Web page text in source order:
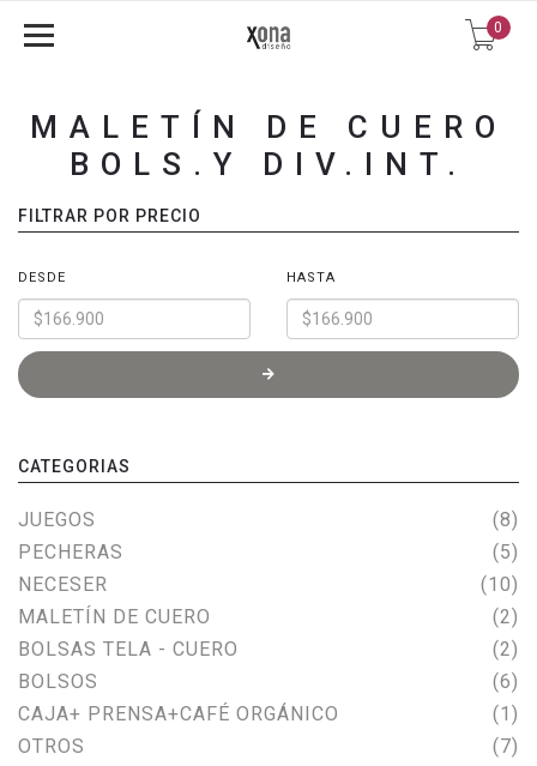
0
MALETÍN DE CUERO
BOLS.Y DIV.INT.
FILTRAR POR PRECIO
DESDE HASTA
CATEGORIAS
JUEGOS
(8)
PECHERAS
(5)
NECESER
(10)
MALETÍN DE CUERO
(2)
BOLSAS TELA - CUERO
(2)
BOLSOS
(6)
CAJA+ PRENSA+CAFÉ ORGÁNICO
(1)
OTROS
(7)